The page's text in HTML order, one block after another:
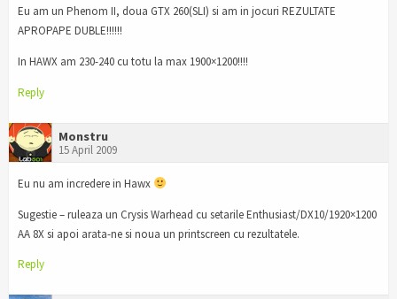
Eu am un Phenom II, doua GTX 260(SLI) si am in jocuri REZULTATE
APROPAPE DUBLE!!!!!!
In HAWX am 230-240 cu totu la max 1900×1200!!!!
Reply
Monstru
15 April 2009
Eu nu am incredere in Hawx
Sugestie – ruleaza un Crysis Warhead cu setarile Enthusiast/DX10/1920×1200
AA 8X si apoi arata-ne si noua un printscreen cu rezultatele.
Reply